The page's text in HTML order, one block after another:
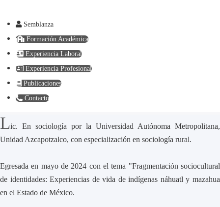
Semblanza
Formación Académica
Experiencia Laboral
Experiencia Profesional
Publicaciones
Contacto
Lic. En sociología por la Universidad Autónoma Metropolitana,
Unidad Azcapotzalco, con especialización en sociología rural.
Egresada en mayo de 2024 con el tema "Fragmentación sociocultural
de identidades: Experiencias de vida de indígenas náhuatl y mazahua
en el Estado de México.